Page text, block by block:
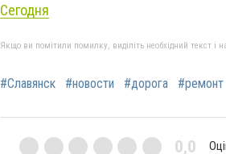
Сегодня
Якщо ви помітили помилку, виділіть необхідний текст і
#Славянск #новости #дорога #ремонт
0,0